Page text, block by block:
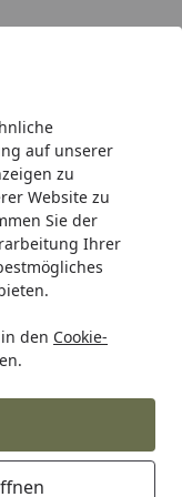
auf unserer
zu
Website zu
Sie der
Ihrer
den Cookie-
Hotline
& Pool-
468,99€)
Schaltung für
silber